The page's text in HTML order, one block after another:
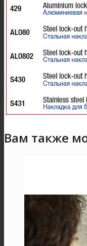
Вам также